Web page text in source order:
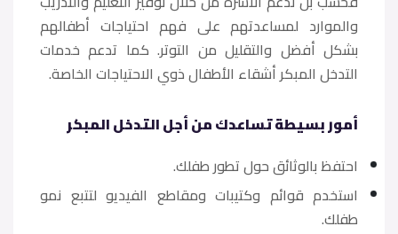
والموارد لمساعدتهم على فهم احتياجات أطفالهم
بشكل أفضل والتقليل من التوتر. كما تدعم خدمات
التدخل المبكر أشقاء الأطفال ذوي الاحتياجات الخاصة.
أمور بسيطة تساعدك من أجل التدخل المبكر
احتفظ بالوثائق حول تطور طفلك.
استخدم قوائم وكتيبات ومقاطع الفيديو لتتبع نمو
طفلك.